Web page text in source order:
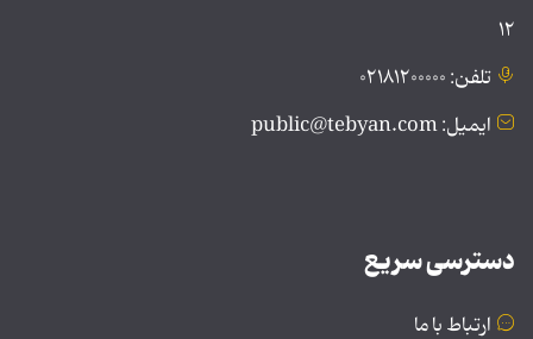
۱۲
تلفن: ۰۲۱۸۱۲۰۰۰۰۰
ایمیل: public@tebyan.com
دسترسی سریع
ارتباط با ما